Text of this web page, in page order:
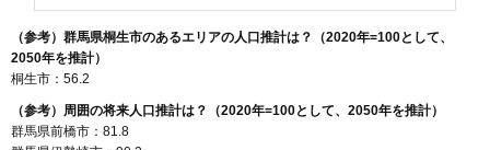
（参考）群馬県桐生市のあるエリアの人口推計は？（2020年=100として、
2050年を推計）
桐生市：56.2
（参考）周囲の将来人口推計は？（2020年=100として、2050年を推計）
群馬県前橋市：81.8